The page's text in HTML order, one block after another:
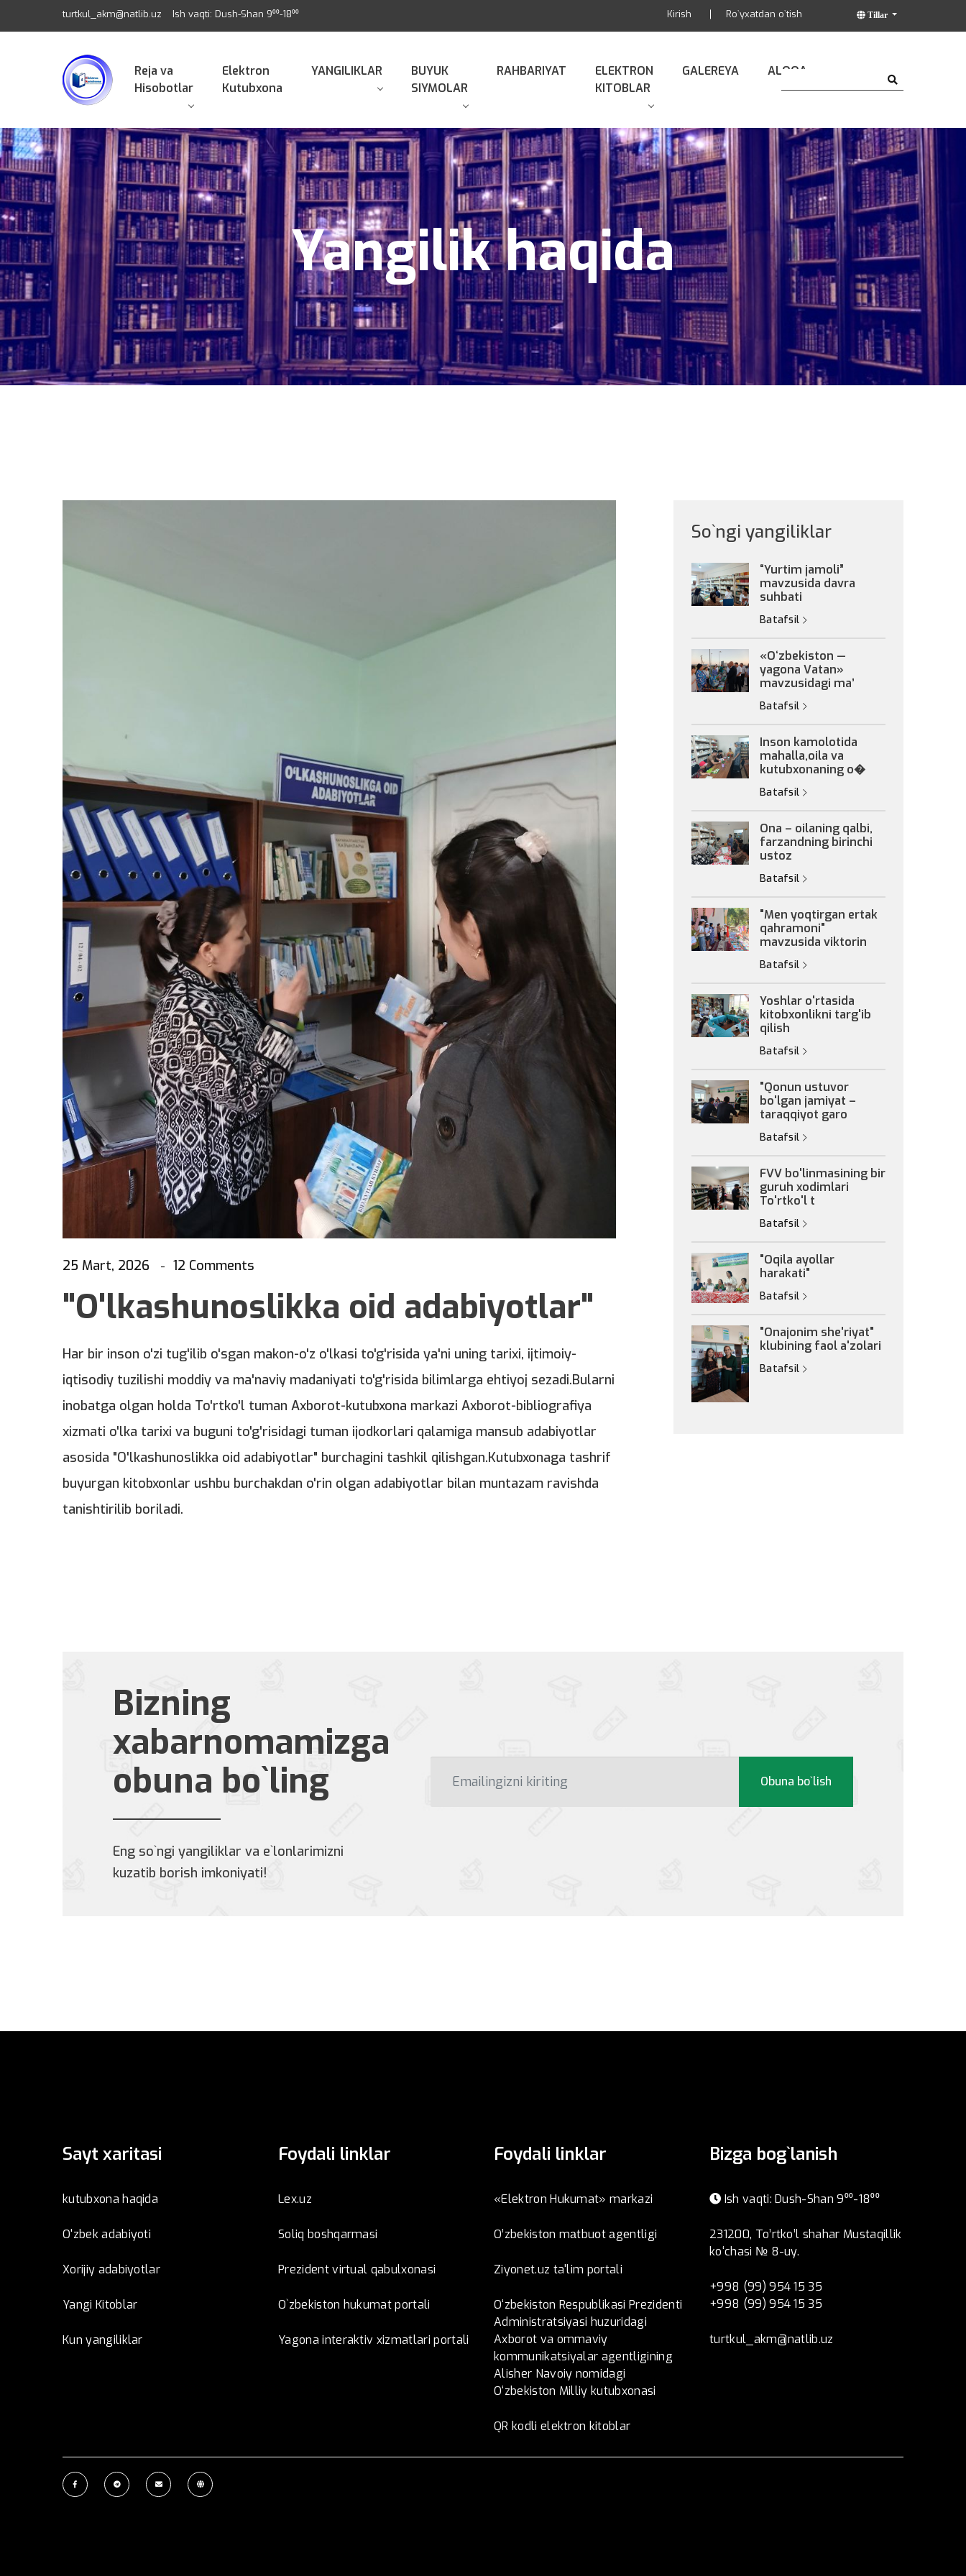
turtkul_akm@natlib.uz Ish vaqti: Dush-Shan 9⁰⁰-18⁰⁰ Tillar
Kirish Ro`yxatdan o`tish
Reja va
Hisobotlar
Elektron
Kutubxona
YANGILIKLAR
BUYUK
SIYMOLAR
RAHBARIYAT
ELEKTRON
KITOBLAR
GALEREYA ALOQA
Yangilik haqida
25 Mart, 2026 12 Comments
"O'lkashunoslikka oid adabiyotlar"
Har bir inson o'zi tug'ilib o'sgan makon-o'z o'lkasi to'g'risida ya'ni uning tarixi, ijtimoiy-
iqtisodiy tuzilishi moddiy va ma'naviy madaniyati to'g'risida bilimlarga ehtiyoj sezadi.Bularni
inobatga olgan holda To'rtko'l tuman Axborot-kutubxona markazi Axborot-bibliografiya
xizmati o'lka tarixi va buguni to'g'risidagi tuman ijodkorlari qalamiga mansub adabiyotlar
asosida "O'lkashunoslikka oid adabiyotlar" burchagini tashkil qilishgan.Kutubxonaga tashrif
buyurgan kitobxonlar ushbu burchakdan o'rin olgan adabiyotlar bilan muntazam ravishda
tanishtirilib boriladi.
So`ngi yangiliklar
“Yurtim jamoli”
mavzusida davra
suhbati
Batafsil
«Oʻzbekiston —
yagona Vatan»
mavzusidagi maʼ
Batafsil
Inson kamolotida
mahalla,oila va
kutubxonaning o�
Batafsil
Ona – oilaning qalbi,
farzandning birinchi
ustoz
Batafsil
"Men yoqtirgan ertak
qahramoni"
mavzusida viktorin
Batafsil
Yoshlar o'rtasida
kitobxonlikni targ'ib
qilish
Batafsil
"Qonun ustuvor
bo'lgan jamiyat –
taraqqiyot garo
Batafsil
FVV bo'linmasining bir
guruh xodimlari
To'rtko'l t
Batafsil
"Oqila ayollar
harakati"
Batafsil
"Onajonim she'riyat"
klubining faol a'zolari
Batafsil
Bizning
xabarnomamizga
obuna bo`ling
Eng so`ngi yangiliklar va e`lonlarimizni
kuzatib borish imkoniyati!
Obuna bo`lish
Sayt xaritasi
kutubxona haqida
O'zbek adabiyoti
Xorijiy adabiyotlar
Yangi Kitoblar
Kun yangiliklar
Foydali linklar
Lex.uz
Soliq boshqarmasi
Prezident virtual qabulxonasi
O`zbekiston hukumat portali
Yagona interaktiv xizmatlari portali
Foydali linklar
«Elektron Hukumat» markazi
O’zbеkistоn mаtbuоt аgеntligi
Ziyonet.uz ta'lim portali
O‘zbekiston Respublikasi Prezidenti
Administratsiyasi huzuridagi
Axborot va ommaviy
kommunikatsiyalar agentligining
Alisher Navoiy nomidagi
O‘zbekiston Milliy kutubxonasi
QR kodli elektron kitoblar
Bizga bog`lanish
Ish vaqti: Dush-Shan 9⁰⁰-18⁰⁰
231200, To’rtko’l shahar Mustaqillik
ko‘chasi № 8-uy.
+998 (99) 954 15 35
+998 (99) 954 15 35
turtkul_akm@natlib.uz